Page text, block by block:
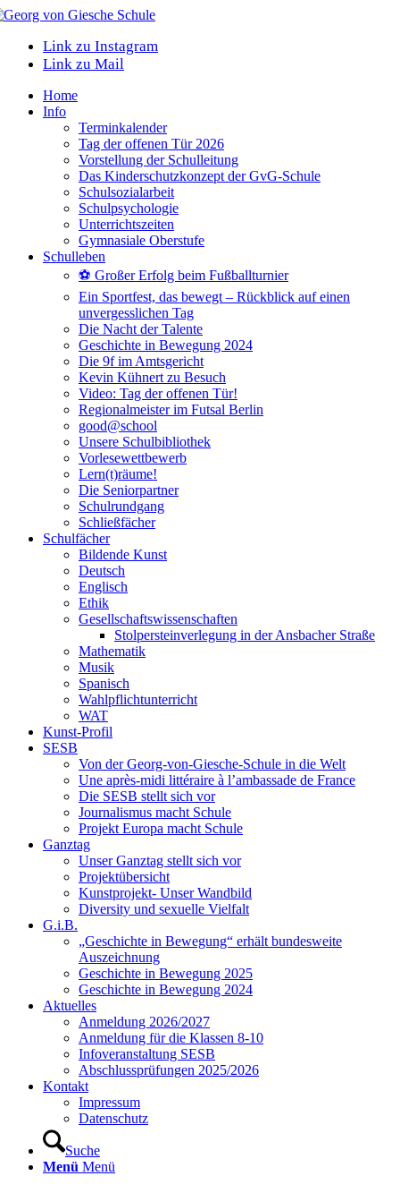
Link zu Instagram
Link zu Mail
Home
Info
Terminkalender
Tag der offenen Tür 2026
Vorstellung der Schulleitung
Das Kinderschutzkonzept der GvG-Schule
Schulsozialarbeit
Schulpsychologie
Unterrichtszeiten
Gymnasiale Oberstufe
Schulleben
⚽ Großer Erfolg beim Fußballturnier
Ein Sportfest, das bewegt – Rückblick auf einen
unvergesslichen Tag
Die Nacht der Talente
Geschichte in Bewegung 2024
Die 9f im Amtsgericht
Kevin Kühnert zu Besuch
Video: Tag der offenen Tür!
Regionalmeister im Futsal Berlin
good@school
Unsere Schulbibliothek
Vorlesewettbewerb
Lern(t)räume!
Die Seniorpartner
Schulrundgang
Schließfächer
Schulfächer
Bildende Kunst
Deutsch
Englisch
Ethik
Gesellschaftswissenschaften
Stolpersteinverlegung in der Ansbacher Straße
Mathematik
Musik
Spanisch
Wahlpflichtunterricht
WAT
Kunst-Profil
SESB
Von der Georg-von-Giesche-Schule in die Welt
Une après-midi littéraire à l’ambassade de France
Die SESB stellt sich vor
Journalismus macht Schule
Projekt Europa macht Schule
Ganztag
Unser Ganztag stellt sich vor
Projektübersicht
Kunstprojekt- Unser Wandbild
Diversity und sexuelle Vielfalt
G.i.B.
„Geschichte in Bewegung“ erhält bundesweite
Auszeichnung
Geschichte in Bewegung 2025
Geschichte in Bewegung 2024
Aktuelles
Anmeldung 2026/2027
Anmeldung für die Klassen 8-10
Infoveranstaltung SESB
Abschlussprüfungen 2025/2026
Kontakt
Impressum
Datenschutz
Suche
Menü Menü